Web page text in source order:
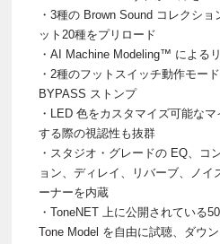
・3種の Brown Sound コレクシ
ット20種をプリロード
・AI Machine Modeling™ による
・2種のフットスイッチ動作モー
BYPASS ストンプ
・LED 色をカスタマイズ可能な
する際の視認性も抜群
・スタジオ・グレードの EQ、コ
ョン、ディレイ、リバーブ、ノイ
ーナーを内蔵
・ToneNET 上に公開されている
Tone Model を自由に試聴、ダウ